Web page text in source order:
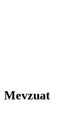
Mevzuat